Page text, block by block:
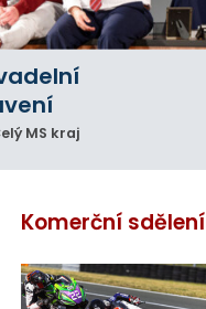
MS kraj
Komerční sdělení